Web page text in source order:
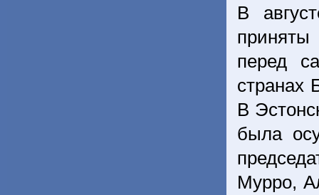
В
приняты
перед
странах
В
была
Мурро,